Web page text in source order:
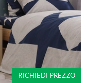
RICHIEDI PREZZO